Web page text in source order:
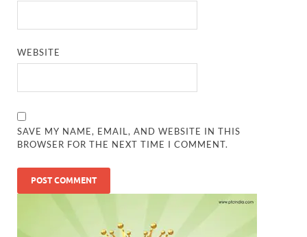
WEBSITE
SAVE MY NAME, EMAIL, AND WEBSITE IN THIS
BROWSER FOR THE NEXT TIME I COMMENT.